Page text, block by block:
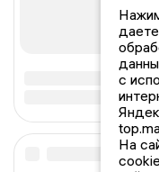
с
На